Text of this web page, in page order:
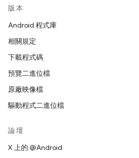
版本
Android 程式庫
相關規定
下載程式碼
預覽二進位檔
原廠映像檔
驅動程式二進位檔
論壇
X 上的 @Android